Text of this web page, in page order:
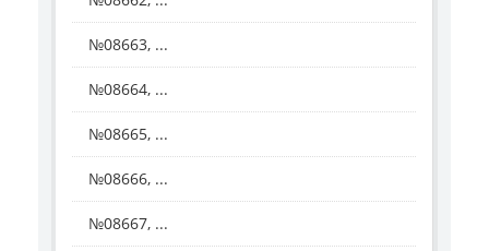
№08663, ...
№08664, ...
№08665, ...
№08666, ...
№08667, ...